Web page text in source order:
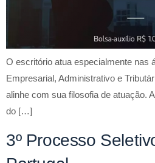
O escritório atua especialmente nas
Empresarial, Administrativo e
alinhe com sua filosofia de atuação.
do […]
3º Processo